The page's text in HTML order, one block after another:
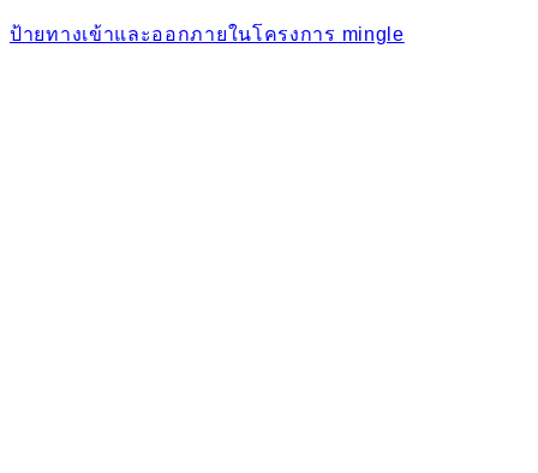
ป้ายทางเข้าและออกภายในโครงการ mingle